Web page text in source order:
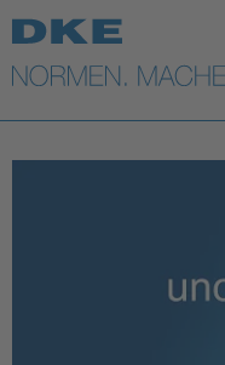
Top-Themen
VDE Fokusthemen